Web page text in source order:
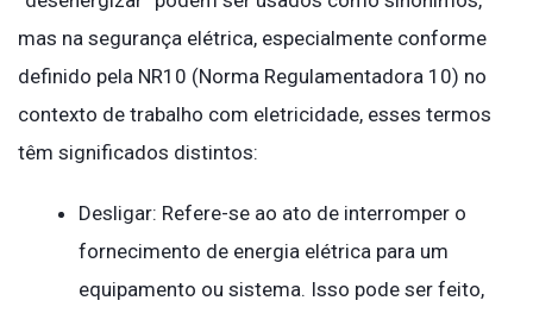
mas na segurança elétrica, especialmente conforme
definido pela NR10 (Norma Regulamentadora 10) no
contexto de trabalho com eletricidade, esses termos
têm significados distintos:
Desligar: Refere-se ao ato de interromper o
fornecimento de energia elétrica para um
equipamento ou sistema. Isso pode ser feito,